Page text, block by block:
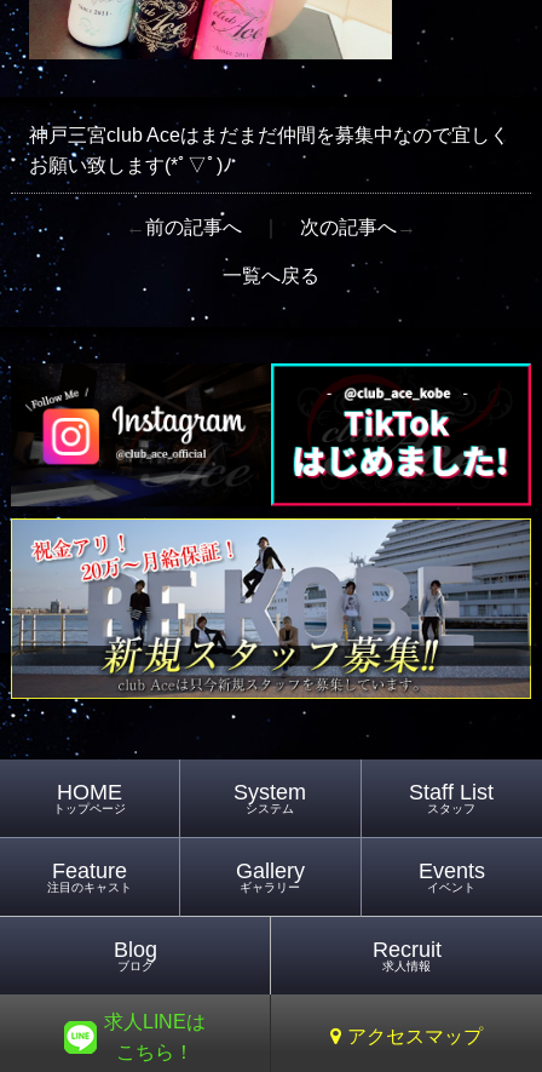
神戸三宮club Aceはまだまだ仲間を募集中なので宜しく
お願い致します(*ﾟ▽ﾟ)ﾉ
←前の記事へ 次の記事へ→
一覧へ戻る
HOME
トップページ
System
システム
Staff List
スタッフ
Feature
注目のキャスト
Gallery
ギャラリー
Events
イベント
Blog
ブログ
Recruit
求人情報
求人LINEは
こちら！
アクセスマップ